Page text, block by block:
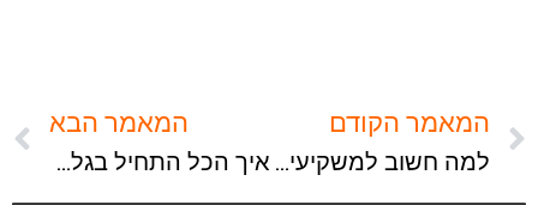
המאמר הקודם
למה חשוב למשקיעים להבין את ההבדל בין סטוץ למערכת יחסים?
המאמר הבא
איך הכל התחיל בגלל טלויזיה ומהי חשיבה צרכנית?